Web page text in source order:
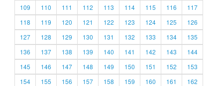
109
110 111 112 113 114 115 116
117
118
119 120 121 122 123 124 125
126
127
128 129 130 131 132 133 134
135
136
137 138 139 140 141 142 143
144
145
146 147 148 149 150 151 152
153
154
155 156 157 158 159 160 161
162